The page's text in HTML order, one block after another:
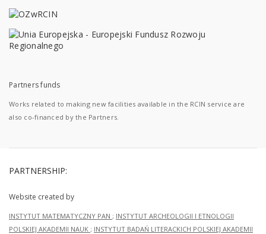
Partners funds
Works related to making new facilities available in the RCIN service are
also co-financed by the Partners.
PARTNERSHIP:
Website created by
INSTYTUT MATEMATYCZNY PAN ; INSTYTUT ARCHEOLOGII I ETNOLOGII
POLSKIEJ AKADEMII NAUK ; INSTYTUT BADAŃ LITERACKICH POLSKIEJ AKADEMII